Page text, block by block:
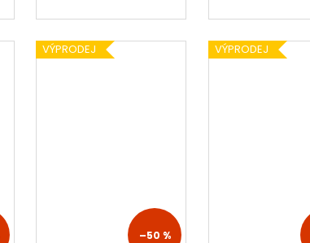
VÝPRODEJ
–50 %
VÝPRODEJ